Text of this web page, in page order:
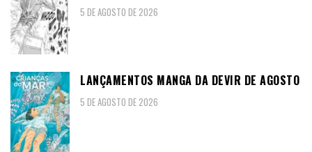
5 DE AGOSTO DE 2026
LANÇAMENTOS MANGA DA DEVIR DE AGOSTO
5 DE AGOSTO DE 2026